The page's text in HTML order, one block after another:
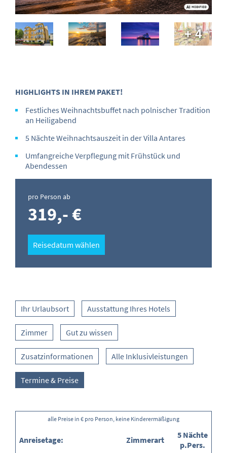
+ 4
HIGHLIGHTS IN IHREM PAKET!
Festliches Weihnachtsbuffet nach polnischer Tradition
an Heiligabend
5 Nächte Weihnachtsauszeit in der Villa Antares
Umfangreiche Verpflegung mit Frühstück und
Abendessen
pro Person ab
319,- €
Reisedatum wählen
Ihr Urlaubsort Ausstattung Ihres Hotels
Zimmer Gut zu wissen
Zusatzinformationen Alle Inklusivleistungen
Termine & Preise
alle Preise in € pro Person, keine Kinderermäßigung
Anreisetage: Zimmerart
5 Nächte
p.Pers.